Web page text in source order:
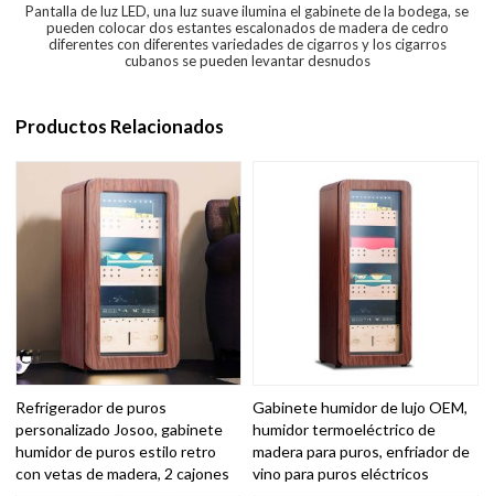
Pantalla de luz LED, una luz suave ilumina el gabinete de la bodega, se
pueden colocar dos estantes escalonados de madera de cedro
diferentes con diferentes variedades de cigarros y los cigarros
cubanos se pueden levantar desnudos
Productos Relacionados
Refrigerador de puros
personalizado Josoo, gabinete
humidor de puros estilo retro
con vetas de madera, 2 cajones
Gabinete humidor de lujo OEM,
humidor termoeléctrico de
madera para puros, enfriador de
vino para puros eléctricos